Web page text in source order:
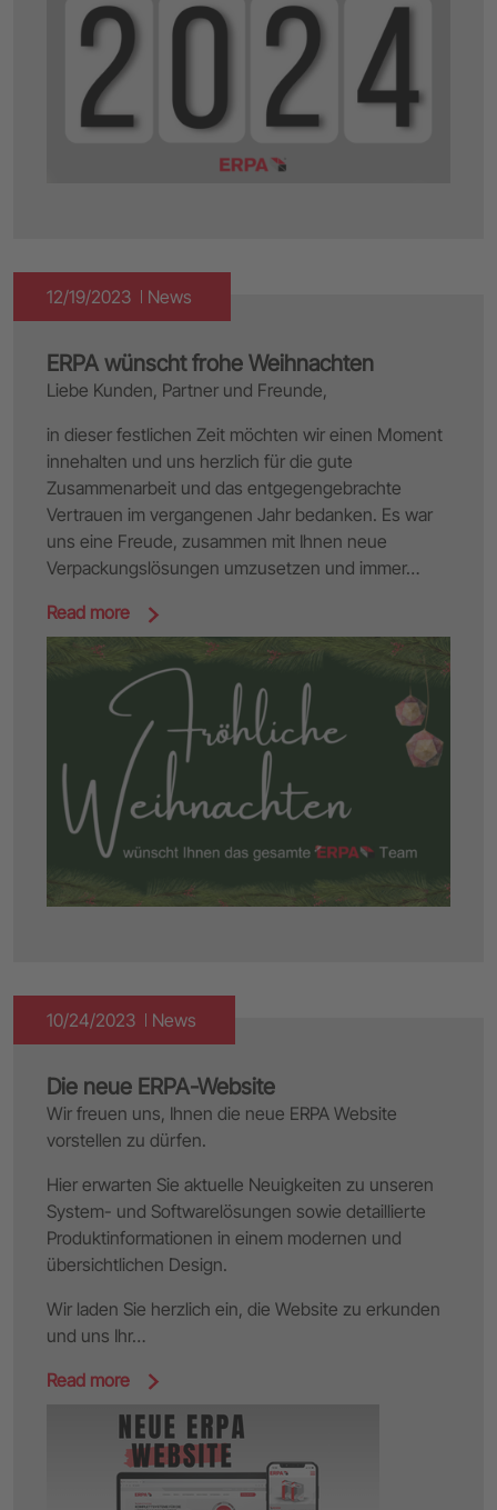
12/19/2023 News
ERPA wünscht frohe Weihnachten
Liebe Kunden, Partner und Freunde,
in dieser festlichen Zeit möchten wir einen Moment
innehalten und uns herzlich für die gute
Zusammenarbeit und das entgegengebrachte
Vertrauen im vergangenen Jahr bedanken. Es war
uns eine Freude, zusammen mit Ihnen neue
Verpackungslösungen umzusetzen und immer…
Read more
10/24/2023 News
Die neue ERPA-Website
Wir freuen uns, Ihnen die neue ERPA Website
vorstellen zu dürfen.
Hier erwarten Sie aktuelle Neuigkeiten zu unseren
System- und Softwarelösungen sowie detaillierte
Produktinformationen in einem modernen und
übersichtlichen Design.
Wir laden Sie herzlich ein, die Website zu erkunden
und uns Ihr…
Read more